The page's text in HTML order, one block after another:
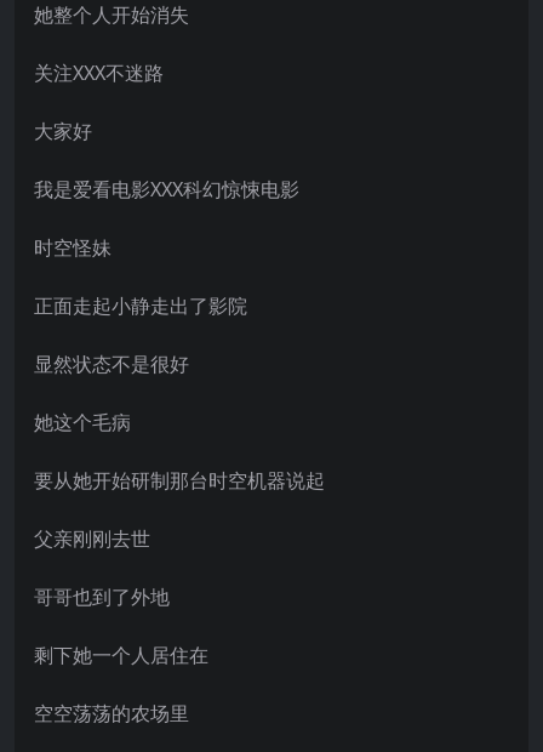
她整个人开始消失
关注XXX不迷路
大家好
我是爱看电影XXX科幻惊悚电影
时空怪妹
正面走起小静走出了影院
显然状态不是很好
她这个毛病
要从她开始研制那台时空机器说起
父亲刚刚去世
哥哥也到了外地
剩下她一个人居住在
空空荡荡的农场里